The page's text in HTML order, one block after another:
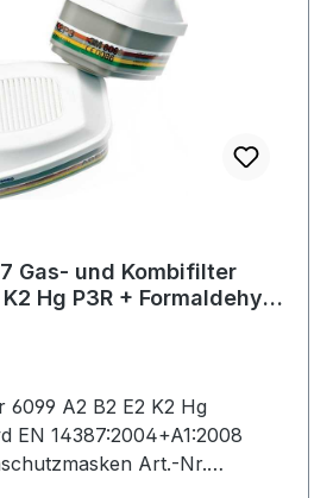
Gas- und Kombifilter
Hg P3R + Formaldehyd
6099 A2 B2 E2 K2 Hg
EN 14387:2004+A1:2008
Art.-Nr.